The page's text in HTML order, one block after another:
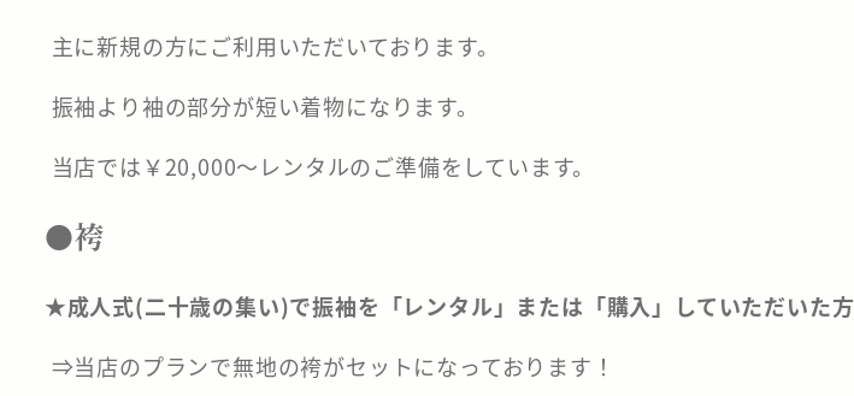
主に新規の方にご利用いただいております。
振袖より袖の部分が短い着物になります。
当店では￥20,000～レンタルのご準備をしています。
●袴
★成人式(二十歳の集い)で振袖を「レンタル」または「購入」していただいた方
⇒当店のプランで無地の袴がセットになっております！